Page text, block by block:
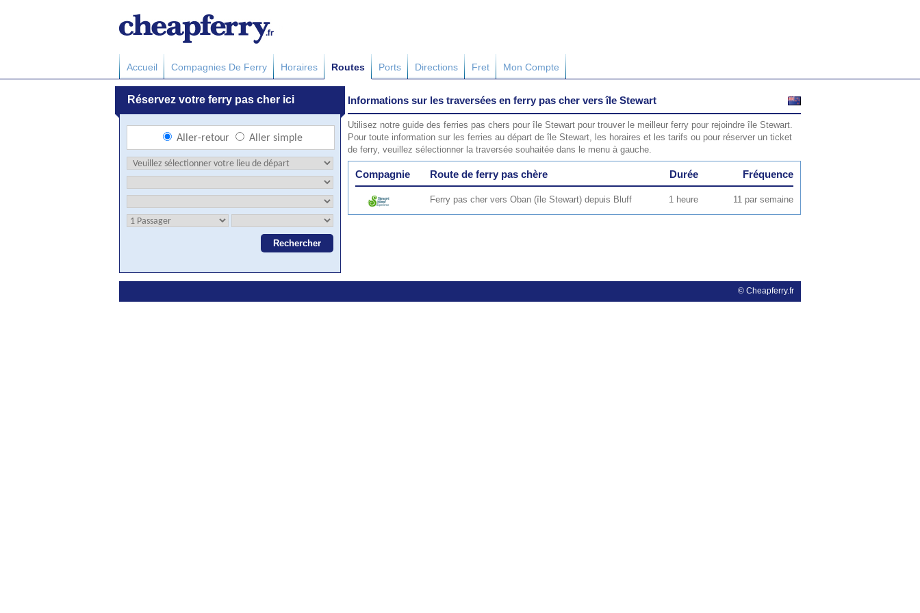
Accueil Compagnies De Ferry Horaires Routes Ports Directions Fret Mon Compte
Informations sur les traversées en ferry pas cher vers île Stewart
Utilisez notre guide des ferries pas chers pour île Stewart pour trouver le meilleur ferry pour rejoindre île Stewart.
Pour toute information sur les ferries au départ de île Stewart, les horaires et les tarifs ou pour réserver un ticket
de ferry, veuillez sélectionner la traversée souhaitée dans le menu à gauche.
Compagnie Route de ferry pas chère Durée Fréquence
Ferry pas cher vers Oban (île Stewart) depuis Bluff 1 heure 11 par semaine
© Cheapferry.fr